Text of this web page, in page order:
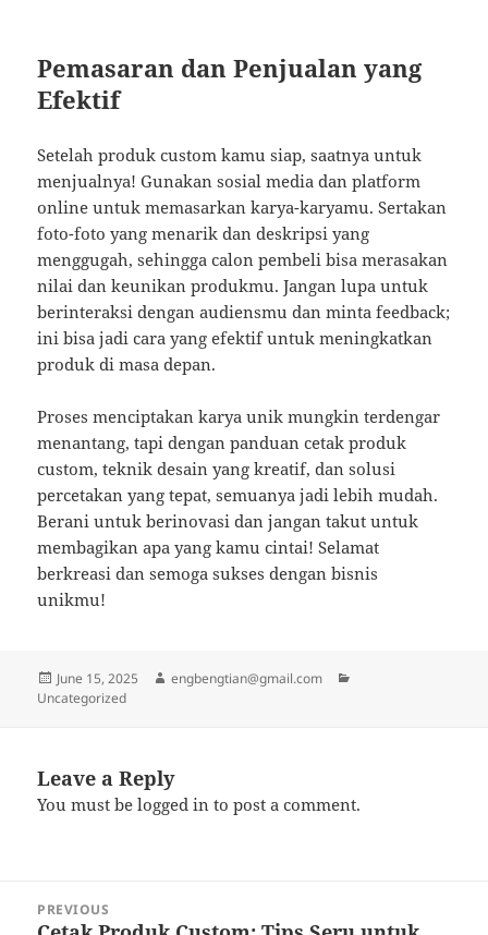
Pemasaran dan Penjualan yang
Efektif
Setelah produk custom kamu siap, saatnya untuk
menjualnya! Gunakan sosial media dan platform
online untuk memasarkan karya-karyamu. Sertakan
foto-foto yang menarik dan deskripsi yang
menggugah, sehingga calon pembeli bisa merasakan
nilai dan keunikan produkmu. Jangan lupa untuk
berinteraksi dengan audiensmu dan minta feedback;
ini bisa jadi cara yang efektif untuk meningkatkan
produk di masa depan.
Proses menciptakan karya unik mungkin terdengar
menantang, tapi dengan panduan cetak produk
custom, teknik desain yang kreatif, dan solusi
percetakan yang tepat, semuanya jadi lebih mudah.
Berani untuk berinovasi dan jangan takut untuk
membagikan apa yang kamu cintai! Selamat
berkreasi dan semoga sukses dengan bisnis
unikmu!
Posted
on
June 15, 2025 Author
engbengtian@gmail.com
Uncategorized
Leave a Reply
You must belogged in to post a comment.
navigation
PREVIOUS